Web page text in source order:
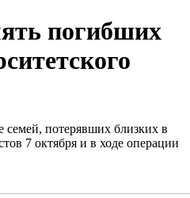
погибших
семей, потерявших близких в
7 октября и в ходе операции